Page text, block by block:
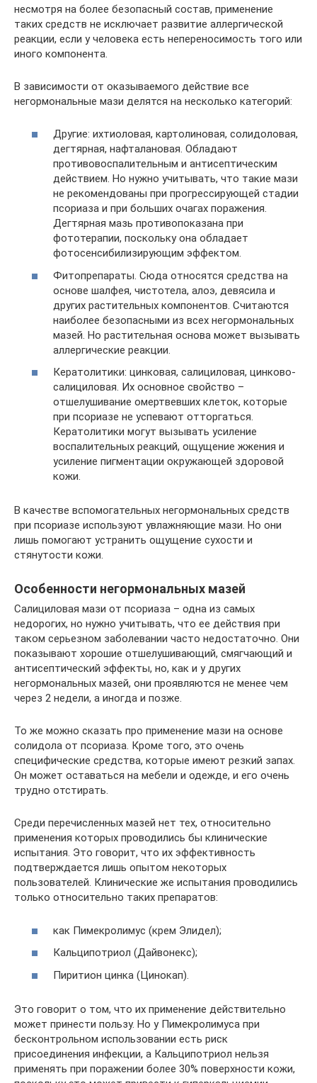
несмотря на более безопасный состав, применение
таких средств не исключает развитие аллергической
реакции, если у человека есть непереносимость того или
иного компонента.
В зависимости от оказываемого действие все
негормональные мази делятся на несколько категорий:
Другие: ихтиоловая, картолиновая, солидоловая,
дегтярная, нафталановая. Обладают
противовоспалительным и антисептическим
действием. Но нужно учитывать, что такие мази
не рекомендованы при прогрессирующей стадии
псориаза и при больших очагах поражения.
Дегтярная мазь противопоказана при
фототерапии, поскольку она обладает
фотосенсибилизирующим эффектом.
Фитопрепараты. Сюда относятся средства на
основе шалфея, чистотела, алоэ, девясила и
других растительных компонентов. Считаются
наиболее безопасными из всех негормональных
мазей. Но растительная основа может вызывать
аллергические реакции.
Кератолитики: цинковая, салициловая, цинково-
салициловая. Их основное свойство –
отшелушивание омертвевших клеток, которые
при псориазе не успевают отторгаться.
Кератолитики могут вызывать усиление
воспалительных реакций, ощущение жжения и
усиление пигментации окружающей здоровой
кожи.
В качестве вспомогательных негормональных средств
при псориазе используют увлажняющие мази. Но они
лишь помогают устранить ощущение сухости и
стянутости кожи.
Особенности негормональных мазей
Салициловая мази от псориаза – одна из самых
недорогих, но нужно учитывать, что ее действия при
таком серьезном заболевании часто недостаточно. Они
показывают хорошие отшелушивающий, смягчающий и
антисептический эффекты, но, как и у других
негормональных мазей, они проявляются не менее чем
через 2 недели, а иногда и позже.
То же можно сказать про применение мази на основе
солидола от псориаза. Кроме того, это очень
специфические средства, которые имеют резкий запах.
Он может оставаться на мебели и одежде, и его очень
трудно отстирать.
Среди перечисленных мазей нет тех, относительно
применения которых проводились бы клинические
испытания. Это говорит, что их эффективность
подтверждается лишь опытом некоторых
пользователей. Клинические же испытания проводились
только относительно таких препаратов:
как Пимекролимус (крем Элидел);
Кальципотриол (Дайвонекс);
Пиритион цинка (Цинокап).
Это говорит о том, что их применение действительно
может принести пользу. Но у Пимекролимуса при
бесконтрольном использовании есть риск
присоединения инфекции, а Кальципотриол нельзя
применять при поражении более 30% поверхности кожи,